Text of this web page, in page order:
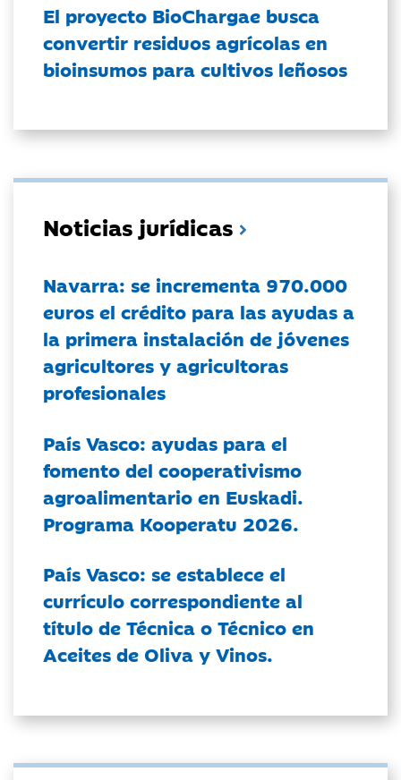
El proyecto BioChargae busca
convertir residuos agrícolas en
bioinsumos para cultivos leñosos
Noticias jurídicas
Navarra: se incrementa 970.000
euros el crédito para las ayudas a
la primera instalación de jóvenes
agricultores y agricultoras
profesionales
País Vasco: ayudas para el
fomento del cooperativismo
agroalimentario en Euskadi.
Programa Kooperatu 2026.
País Vasco: se establece el
currículo correspondiente al
título de Técnica o Técnico en
Aceites de Oliva y Vinos.